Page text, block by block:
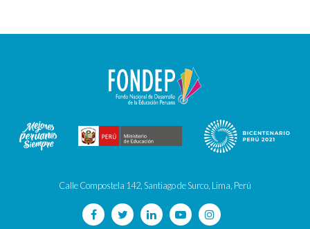
Calle Compostela 142, Santiago de Surco, Lima, Perú